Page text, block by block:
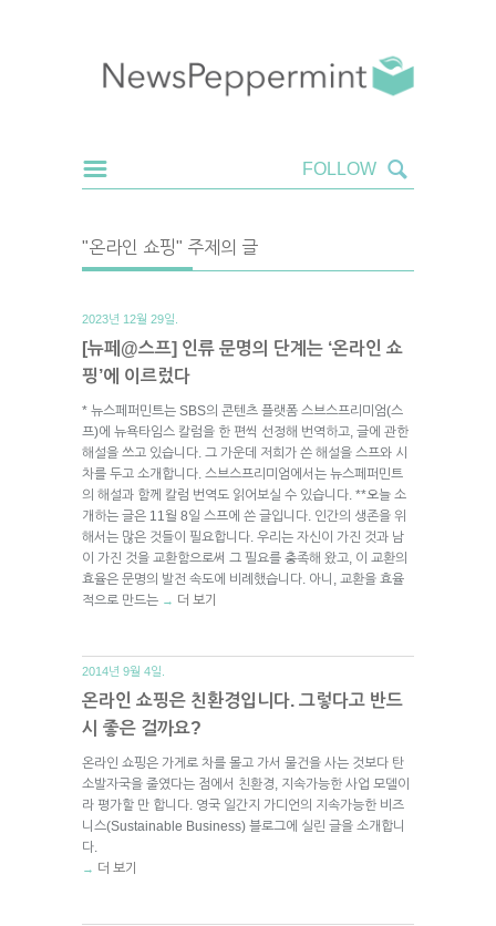
"온라인 쇼핑" 주제의 글
2023년 12월 29일.
[뉴페@스프] 인류 문명의 단계는 ‘온라인 쇼
핑’에 이르렀다
* 뉴스페퍼민트는 SBS의 콘텐츠 플랫폼 스브스프리미엄(스
프)에 뉴욕타임스 칼럼을 한 편씩 선정해 번역하고, 글에 관한
해설을 쓰고 있습니다. 그 가운데 저희가 쓴 해설을 스프와 시
차를 두고 소개합니다. 스브스프리미엄에서는 뉴스페퍼민트
의 해설과 함께 칼럼 번역도 읽어보실 수 있습니다. **오늘 소
개하는 글은 11월 8일 스프에 쓴 글입니다. 인간의 생존을 위
해서는 많은 것들이 필요합니다. 우리는 자신이 가진 것과 남
이 가진 것을 교환함으로써 그 필요를 충족해 왔고, 이 교환의
효율은 문명의 발전 속도에 비례했습니다. 아니, 교환을 효율
적으로 만드는 → 더 보기
2014년 9월 4일.
온라인 쇼핑은 친환경입니다. 그렇다고 반드
시 좋은 걸까요?
온라인 쇼핑은 가게로 차를 몰고 가서 물건을 사는 것보다 탄
소발자국을 줄였다는 점에서 친환경, 지속가능한 사업 모델이
라 평가할 만 합니다. 영국 일간지 가디언의 지속가능한 비즈
니스(Sustainable Business) 블로그에 실린 글을 소개합니
다.
→ 더 보기